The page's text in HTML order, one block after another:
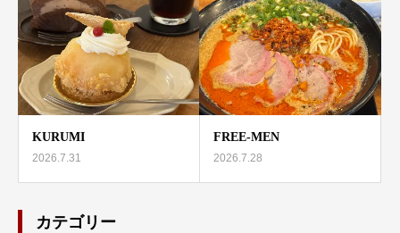
KURUMI
2026.7.31
FREE-MEN
2026.7.28
カテゴリー